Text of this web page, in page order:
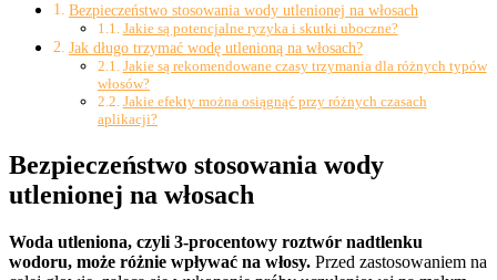
Bezpieczeństwo stosowania wody utlenionej na włosach
Jakie są potencjalne ryzyka i skutki uboczne?
Jak długo trzymać wodę utlenioną na włosach?
Jakie są rekomendowane czasy trzymania dla różnych typów
włosów?
Jakie efekty można osiągnąć przy różnych czasach
aplikacji?
Bezpieczeństwo stosowania wody
utlenionej na włosach
Woda utleniona, czyli 3-procentowy roztwór nadtlenku
wodoru, może różnie wpływać na włosy. Przed zastosowaniem na